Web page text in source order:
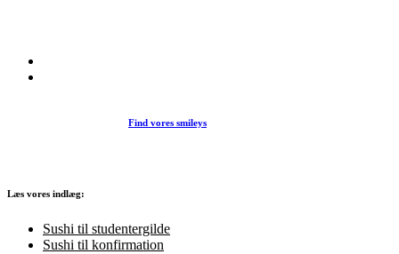
Find vores smileys
Læs vores indlæg:
Sushi til studentergilde
Sushi til konfirmation